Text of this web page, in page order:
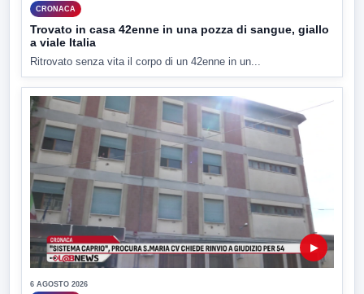
CRONACA
Trovato in casa 42enne in una pozza di sangue, giallo
a viale Italia
Ritrovato senza vita il corpo di un 42enne in un...
▶
6 AGOSTO 2026